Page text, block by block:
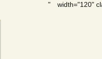
" width="120"